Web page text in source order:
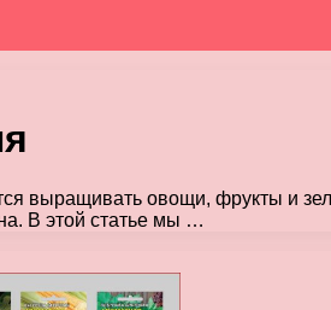
выращивать овощи, фрукты и
В этой статье мы …